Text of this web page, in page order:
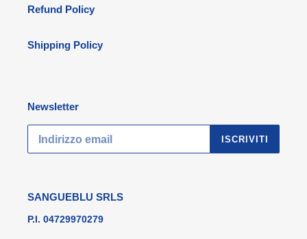
Refund Policy
Shipping Policy
Newsletter
ISCRIVITI
SANGUEBLU SRLS
P.I. 04729970279